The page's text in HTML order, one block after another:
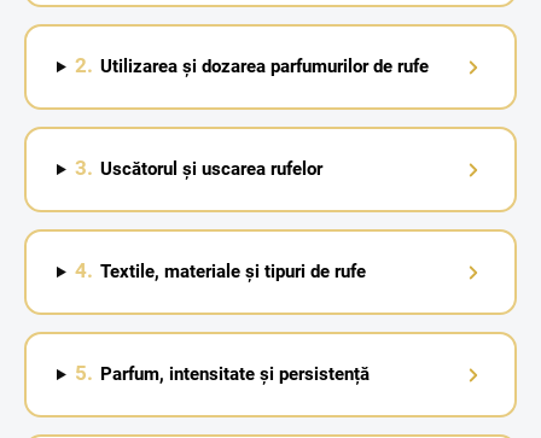
2. Utilizarea și dozarea parfumurilor de rufe
3. Uscătorul și uscarea rufelor
4. Textile, materiale și tipuri de rufe
5. Parfum, intensitate și persistență